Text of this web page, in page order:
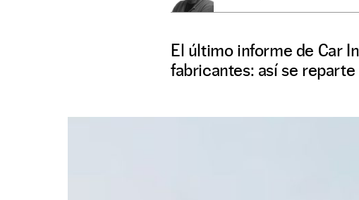
El último informe de Car
fabricantes: así se